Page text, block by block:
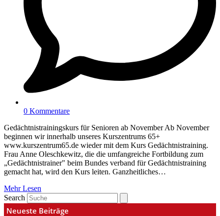
0 Kommentare
Gedächtnistrainingskurs für Senioren ab November Ab November
beginnen wir innerhalb unseres Kurszentrums 65+
www.kurszentrum65.de wieder mit dem Kurs Gedächtnistraining.
Frau Anne Oleschkewitz, die die umfangreiche Fortbildung zum
„Gedächtnistrainer" beim Bundes verband für Gedächtnistraining
gemacht hat, wird den Kurs leiten. Ganzheitliches…
Mehr Lesen
Search
Neueste Beiträge